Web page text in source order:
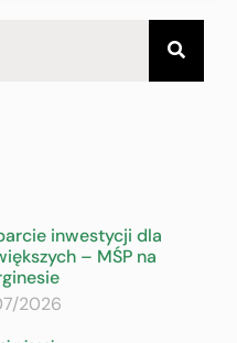
inwestycji dla
– MŚP na
2026